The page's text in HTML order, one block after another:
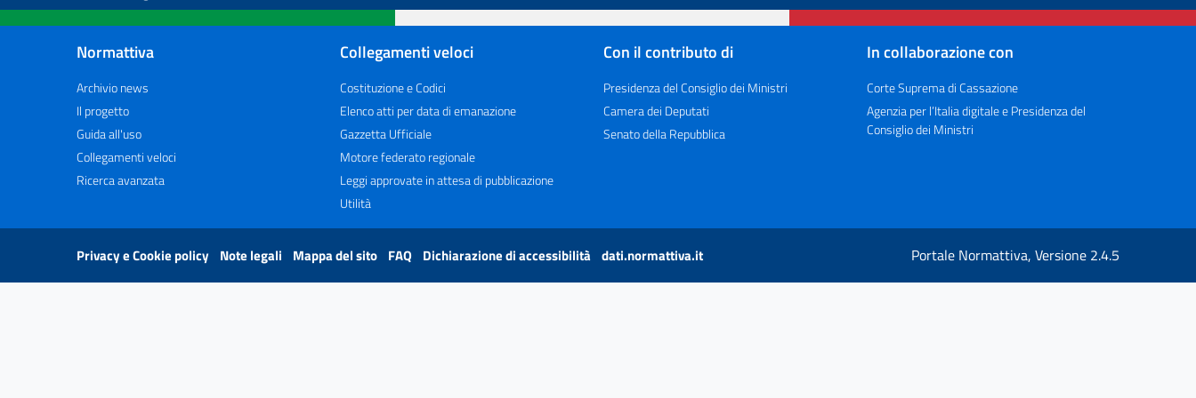
Normattiva
Archivio news
Il progetto
Guida all'uso
Collegamenti veloci
Ricerca avanzata
Collegamenti veloci
Costituzione e Codici
Elenco atti per data di emanazione
Gazzetta Ufficiale
Motore federato regionale
Leggi approvate in attesa di pubblicazione
Utilità
Con il contributo di
Presidenza del Consiglio dei Ministri
Camera dei Deputati
Senato della Repubblica
In collaborazione con
Corte Suprema di Cassazione
Agenzia per l’Italia digitale e Presidenza del
Consiglio dei Ministri
Privacy e Cookie policy Note legali Mappa del sito FAQ Dichiarazione di accessibilità dati.normattiva.it Portale Normattiva, Versione 2.4.5